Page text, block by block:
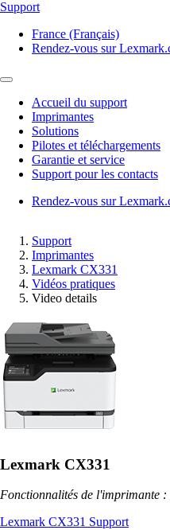
Support
France (Français)
Rendez-vous sur
Accueil du support
Imprimantes
Solutions
Pilotes et téléchargements
Garantie et service
Support pour les contacts
Rendez-vous sur
Support
Imprimantes
Lexmark CX331
Vidéos pratiques
Video details
Lexmark CX331
Fonctionnalités de l'imprimante
Lexmark CX331 Support